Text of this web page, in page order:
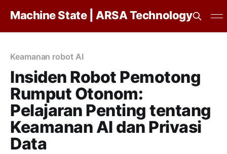
Machine State | ARSA Technology
Keamanan robot AI
Insiden Robot Pemotong
Rumput Otonom:
Pelajaran Penting tentang
Keamanan AI dan Privasi
Data